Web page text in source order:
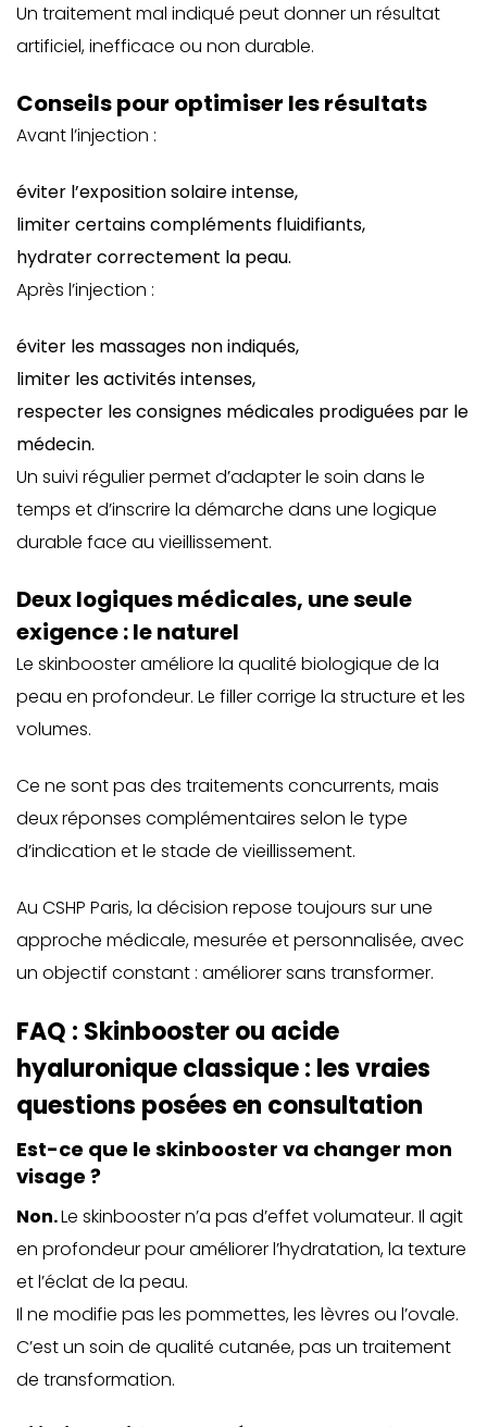
Un traitement mal indiqué peut donner un résultat
artificiel, inefficace ou non durable.
Conseils pour optimiser les résultats
Avant l’injection :
éviter l’exposition solaire intense,
limiter certains compléments fluidifiants,
hydrater correctement la peau.
Après l’injection :
éviter les massages non indiqués,
limiter les activités intenses,
respecter les consignes médicales prodiguées par le
médecin.
Un suivi régulier permet d’adapter le soin dans le
temps et d’inscrire la démarche dans une logique
durable face au vieillissement.
Deux logiques médicales, une seule
exigence : le naturel
Le skinbooster améliore la qualité biologique de la
peau en profondeur. Le filler corrige la structure et les
volumes.
Ce ne sont pas des traitements concurrents, mais
deux réponses complémentaires selon le type
d’indication et le stade de vieillissement.
Au CSHP Paris, la décision repose toujours sur une
approche médicale, mesurée et personnalisée, avec
un objectif constant : améliorer sans transformer.
FAQ : Skinbooster ou acide
hyaluronique classique : les vraies
questions posées en consultation
Est-ce que le skinbooster va changer mon
visage ?
Non.Le skinbooster n’a pas d’effet volumateur. Il agit
en profondeur pour améliorer l’hydratation, la texture
et l’éclat de la peau.
Il ne modifie pas les pommettes, les lèvres ou l’ovale.
C’est un soin de qualité cutanée, pas un traitement
de transformation.